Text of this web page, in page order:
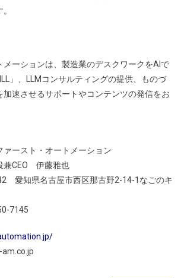
メーションは、製造業のデスクワークをAIで
」、LLMコンサルティングの提供、ものづ
加速させるサポートやコンテンツの発信をお
ァースト・オートメーション
兼CEO 伊藤雅也
愛知県名古屋市西区那古野2-14-1なごのキ
7145